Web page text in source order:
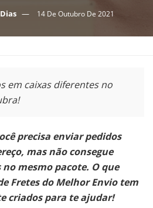
14 De Outubro De 2021
em caixas diferentes no
precisa enviar pedidos
mas não consegue
mesmo pacote. O que
Fretes do Melhor Envio tem
criados para te ajudar!